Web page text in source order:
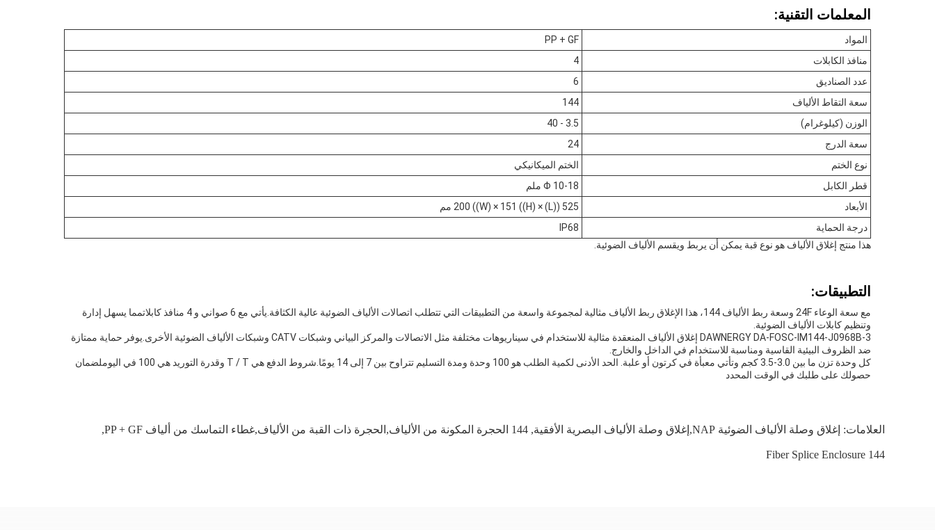
المعلمات التقنية:
المواد
PP + GF
منافذ الكابلات
4
عدد الصناديق
6
سعة التقاط الألياف
144
الوزن (كيلوغرام)
3.5 - 40
سعة الدرج
24
نوع الختم
الختم الميكانيكي
قطر الكابل
Φ 10-18 ملم
الأبعاد
525 ((L) × 200 ((W) × 151 ((H) مم
درجة الحماية
IP68
هذا منتج إغلاق الألياف هو نوع قبة يمكن أن يربط ويقسم الألياف الضوئية.
التطبيقات:
مع سعة الوعاء 24F وسعة ربط الألياف 144، هذا الإغلاق ربط الألياف مثالية لمجموعة واسعة من التطبيقات التي تتطلب اتصالات الألياف الضوئية عالية الكثافة.يأتي مع 6 صواني و 4 منافذ كابلاتمما يسهل إدارة
وتنظيم كابلات الألياف الضوئية.
DAWNERGY DA-FOSC-IM144-J0968B-3 إغلاق الألياف المنعقدة مثالية للاستخدام في سيناريوهات مختلفة مثل الاتصالات والمركز البياني وشبكات CATV وشبكات الألياف الضوئية الأخرى.يوفر حماية ممتازة
ضد الظروف البيئية القاسية ومناسبة للاستخدام في الداخل والخارج.
كل وحدة تزن ما بين 3.0-3.5 كجم وتأتي معبأة في كرتون أو علبة. الحد الأدنى لكمية الطلب هو 100 وحدة ومدة التسليم تتراوح بين 7 إلى 14 يومًا.شروط الدفع هي T / T وقدرة التوريد هي 100 في اليوملضمان
حصولك على طلبك في الوقت المحدد
العلامات: إغلاق وصلة الألياف الضوئية NAP,إغلاق وصلة الألياف البصرية الأفقية , 144 الحجرة المكونة من الألياف,الحجرة ذات القبة من الألياف,غطاء التماسك من ألياف PP + GF ,
144 Fiber Splice Enclosure